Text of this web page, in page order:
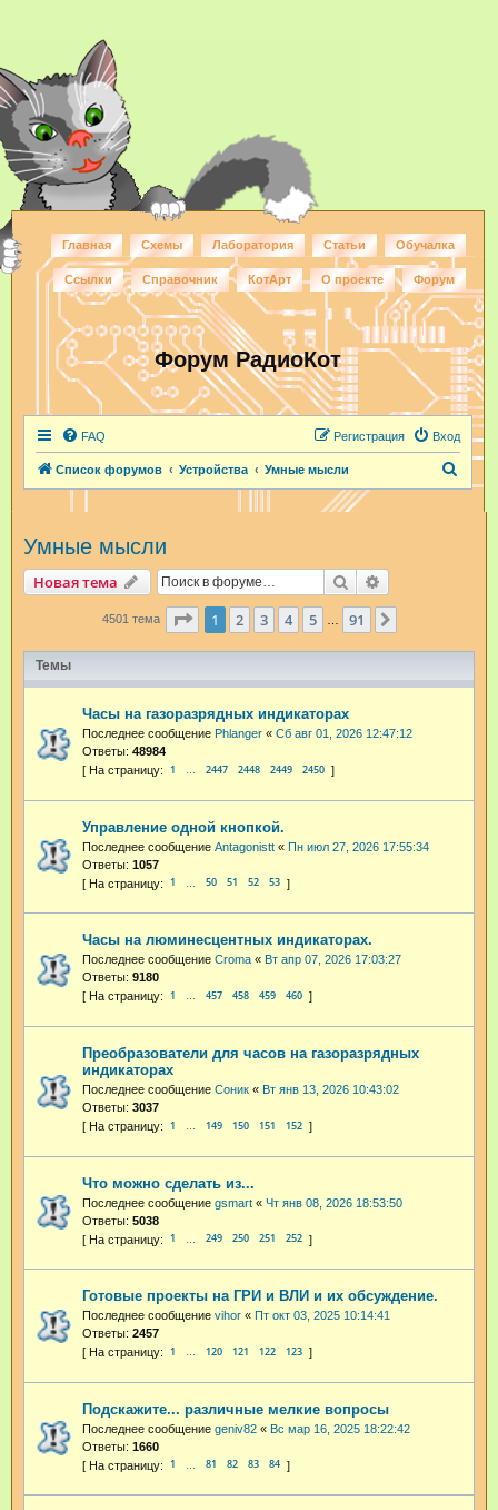
Главная Схемы Лаборатория Статьи Обучалка
Ссылки Справочник КотАрт О проекте Форум
Форум РадиоКот
FAQ Вход
Регистрация
Список форумов Устройства Умные мысли
Умные мысли
Новая тема Поиск
4501 тема Страница из 91
1 2 3 4 5 91
Темы
Часы на газоразрядных индикаторах
Последнее сообщение Phlanger « Сб авг 01, 2026 12:47:12
Ответы: 48984
1 … 2447 2448 2449 2450
Управление одной кнопкой.
Последнее сообщение Antagonistt « Пн июл 27, 2026 17:55:34
Ответы: 1057
1 50 51 52 53
Часы на люминесцентных индикаторах.
Последнее сообщение Croma « Вт апр 07, 2026 17:03:27
Ответы: 9180
1 … 457 458 459 460
Преобразователи для часов на газоразрядных
индикаторах
Последнее сообщение Соник « Вт янв 13, 2026 10:43:02
Ответы: 3037
1 … 149 150 151 152
Что можно сделать из...
Последнее сообщение gsmart « Чт янв 08, 2026 18:53:50
Ответы: 5038
1 249 250 251 252
Готовые проекты на ГРИ и ВЛИ и их обсуждение.
Последнее сообщение vihor « Пт окт 03, 2025 10:14:41
Ответы: 2457
1 … 120 121 122 123
Подскажите... различные мелкие вопросы
Последнее сообщение geniv82 « Вс мар 16, 2025 18:22:42
Ответы: 1660
1 81 82 83 84